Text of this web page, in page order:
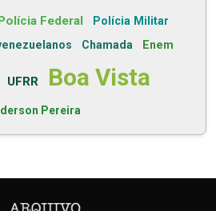
Federal Polícia Militar
Chamada Enem
UFRR Boa Vista
Ilderson Pereira